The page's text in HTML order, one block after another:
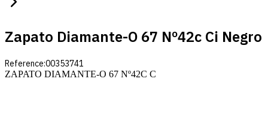
Zapato Diamante-O 67 Nº42c Ci Negro
Reference:00353741
ZAPATO DIAMANTE-O 67 Nº42C C